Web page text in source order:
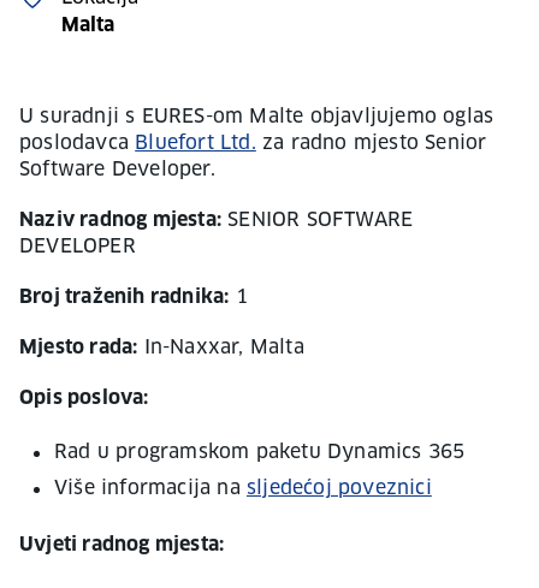
Malta
U suradnji s EURES-om Malte objavljujemo oglas
poslodavca Bluefort Ltd. za radno mjesto Senior
Software Developer.
Naziv radnog mjesta: SENIOR SOFTWARE
DEVELOPER
Broj traženih radnika: 1
Mjesto rada: In-Naxxar, Malta
Opis poslova:
Rad u programskom paketu Dynamics 365
Više informacija na sljedećoj poveznici
Uvjeti radnog mjesta: